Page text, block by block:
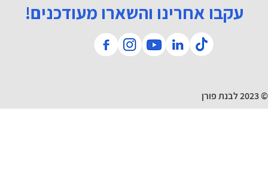
עקבו אחרינו והשארו מעודכנים!
© 2023 לבנת פורן